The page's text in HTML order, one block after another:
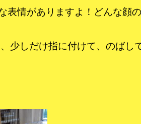
情がありますよ！どんな顔
少しだけ指に付けて、のば